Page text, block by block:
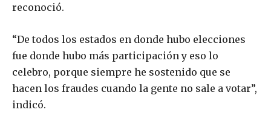
reconoció.
“De todos los estados en donde hubo elecciones
fue donde hubo más participación y eso lo
celebro, porque siempre he sostenido que se
hacen los fraudes cuando la gente no sale a votar”,
indicó.